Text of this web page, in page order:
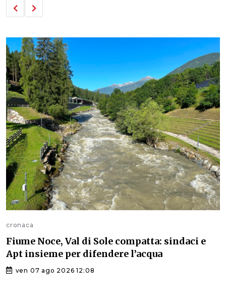
cronaca
Fiume Noce, Val di Sole compatta: sindaci e
Apt insieme per difendere l’acqua
ven 07 ago 2026 12:08